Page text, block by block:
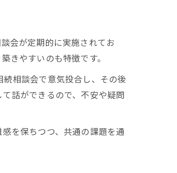
会が定期的に実施されてお
きやすいのも特徴です。
相談会で意気投合し、その後
話ができるので、不安や疑問
を保ちつつ、共通の課題を通